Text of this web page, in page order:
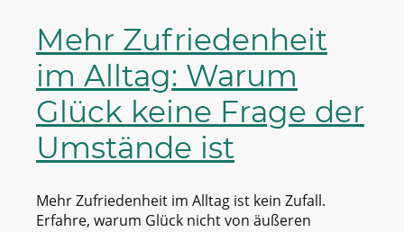
Mehr Zufriedenheit
im Alltag: Warum
Glück keine Frage der
Umstände ist
Mehr Zufriedenheit im Alltag ist kein Zufall.
Erfahre, warum Glück nicht von äußeren